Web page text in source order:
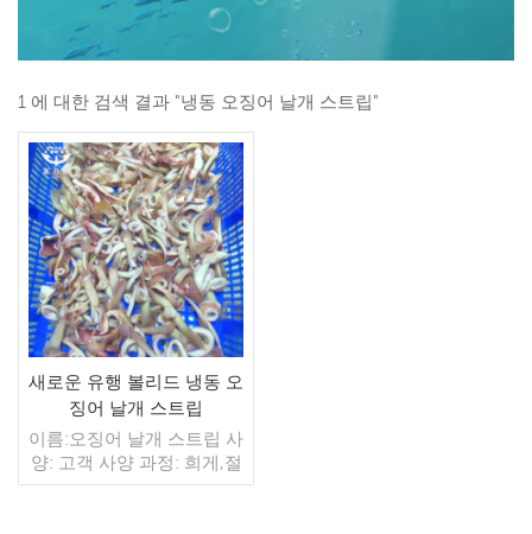
1 에 대한 검색 결과 "냉동 오징어 날개 스트립"
새로운 유행 볼리드 냉동 오
징어 날개 스트립
이름:오징어 날개 스트립 사
양: 고객 사양 과정: 희게,절
단 글레이징: IQF 45%(맞춤